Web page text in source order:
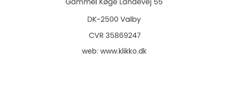
web: www.klikko.dk